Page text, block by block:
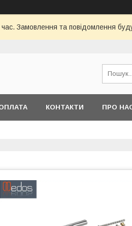
час. Замовлення та повідомлення
КОНТАКТИ ПРО